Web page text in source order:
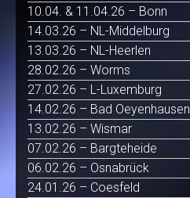
10.04. & 11.04.26 – Bonn
14.03.26 – NL-Middelburg
13.03.26 – NL-Heerlen
28.02.26 – Worms
27.02.26 – L-Luxemburg
14.02.26 – Bad Oeyenhausen
13.02.26 – Wismar
07.02.26 – Bargteheide
06.02.26 – Osnabrück
24.01.26 – Coesfeld